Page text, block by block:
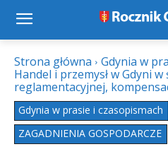
Strona główna
Gdynia w
Handel i przemysł w Gdyni
reglamentacyjnej,
Gdynia w prasie i czasopismach
ZAGADNIENIA GOSPODARCZE